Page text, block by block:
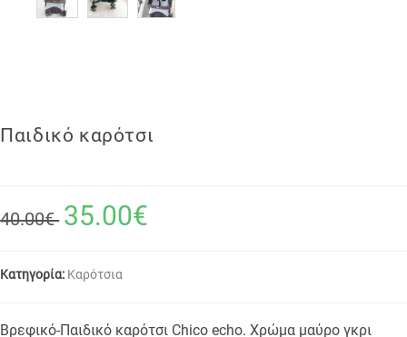
Παιδικό καρότσι
40.00€ 35.00€
Κατηγορία: Καρότσια
Βρεφικό-Παιδικό καρότσι Chico echo. Χρώμα μαύρο γκρι